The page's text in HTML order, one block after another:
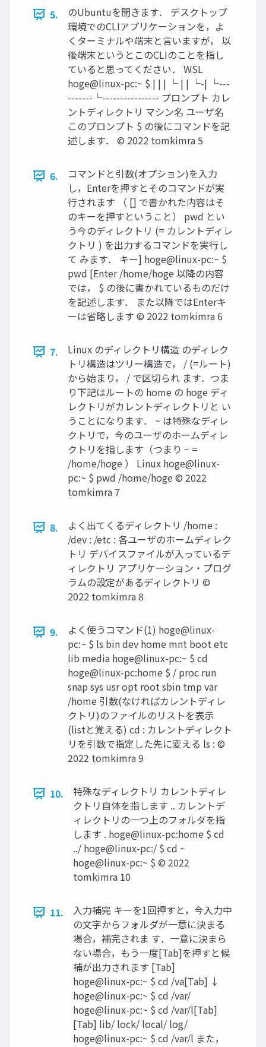
5.
のUbuntuを開きます． デスクトップ
環境でのCLIアプリケーションを，よ
くターミナルや端末と言いますが， 以
後端末というとこのCLIのことを指し
ていると思ってください． WSL
hoge@linux-pc:~ $ | | | └ | | └-| └---
-------└---------------- プロンプト カレ
ントディレクトリ マシン名 ユーザ名
このプロンプト $ の後にコマンドを記
述します． ©︎ 2022 tomkimra 5
6.
コマンドと引数(オプション)を入力
し，Enterを押すとそのコマンドが実
行されます （ [] で書かれた内容はそ
のキーを押すということ） pwd とい
う今のディレクトリ (= カレントディレ
クトリ ) を出力するコマンドを実行し
て みます． キー] hoge@linux-pc:~ $
pwd [Enter /home/hoge 以降の内容
では， $ の後に書かれているものだけ
を記述します． また以降ではEnterキ
ーは省略します ©︎ 2022 tomkimra 6
7.
Linux のディレクトリ構造 のディレク
トリ構造はツリー構造で， / (=ルート)
から始まり， / で区切られ ます．つま
り下記はルートの home の hoge ディ
レクトリがカレントディレクトリと い
うことになります． ~ は特殊なディレ
クトリで，今のユーザのホームディレ
クトリを指します（つまり ~ =
/home/hoge ） Linux hoge@linux-
pc:~ $ pwd /home/hoge ©︎ 2022
tomkimra 7
8.
よく出てくるディレクトリ /home :
/dev : /etc : 各ユーザのホームディレク
トリ デバイスファイルが入っているデ
ィレクトリ アプリケーション・プログ
ラムの設定があるディレクトリ ©︎
2022 tomkimra 8
9.
よく使うコマンド(1) hoge@linux-
pc:~ $ ls bin dev home mnt boot etc
lib media hoge@linux-pc:~ $ cd
hoge@linux-pc:home $ / proc run
snap sys usr opt root sbin tmp var
/home 引数(なければカレントディレ
クトリ)のファイルのリストを表示
(listと覚える) cd : カレントディレクト
リを引数で指定した先に変える ls : ©︎
2022 tomkimra 9
10.
特殊なディレクトリ カレントディレ
クトリ自体を指します .. カレントデ
ィレクトリの一つ上のフォルダを指
します . hoge@linux-pc:home $ cd
../ hoge@linux-pc:/ $ cd ~
hoge@linux-pc:~ $ ©︎ 2022
tomkimra 10
11.
入力補完 キーを1回押すと，今入力中
の文字からフォルダが一意に決まる
場合，補完されま す．一意に決まら
ない場合，もう一度[Tab]を押すと候
補が出力されます [Tab]
hoge@linux-pc:~ $ cd /va[Tab] ↓
hoge@linux-pc:~ $ cd /var/
hoge@linux-pc:~ $ cd /var/l[Tab]
[Tab] lib/ lock/ local/ log/
hoge@linux-pc:~ $ cd /var/l また，